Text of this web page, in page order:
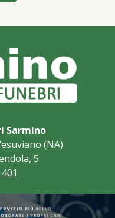
Sarmino
(NA)
5